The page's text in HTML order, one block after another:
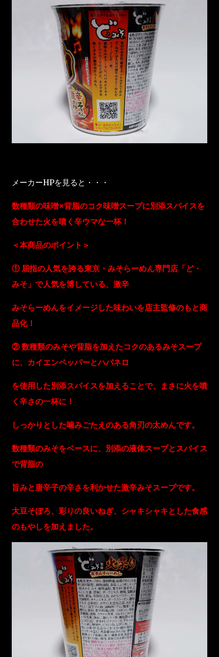
メーカーHPを見ると・・・
数種類の味噌×背脂のコク味噌スープに別添スパイスを
合わせた火を噴く辛ウマな一杯！
＜本商品のポイント＞
① 屈指の人気を誇る東京・みそらーめん専門店「ど・
みそ」で人気を博している、激辛
みそらーめんをイメージした味わいを店主監修のもと商
品化！
② 数種類のみそや背脂を加えたコクのあるみそスープ
に、カイエンペッパーとハバネロ
を使用した別添スパイスを加えることで、まさに火を噴
く辛さの一杯に！
しっかりとした噛みごたえのある角刃の太めんです。
数種類のみそをベースに、別添の液体スープとスパイス
で背脂の
旨みと唐辛子の辛さを利かせた激辛みそスープです。
大豆そぼろ、彩りの良いねぎ、シャキシャキとした食感
のもやしを加えました。